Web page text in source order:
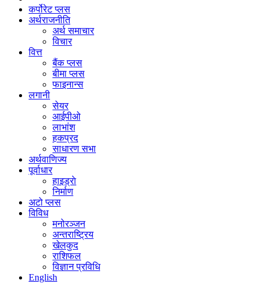
कर्पोरेट प्लस
अर्थराजनीति
अर्थ समाचार
विचार
वित्त
बैंक प्लस
बीमा प्लस
फाइनान्स
लगानी
सेयर
आईपीओ
लाभांश
हकप्रद
साधारण सभा
अर्थवाणिज्य
पूर्वाधार
हाइड्राे
निर्माण
अटो प्लस
विविध
मनोरञ्जन
अन्तराष्ट्रिय
खेलकुद
राशिफल
विज्ञान प्रविधि
English